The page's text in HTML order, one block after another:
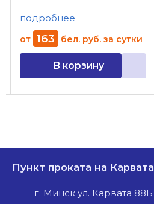
подробнее
от 163 бел. руб. за сутки
В корзину
Пункт проката на Карвата
г. Минск ул. Карвата 88Б